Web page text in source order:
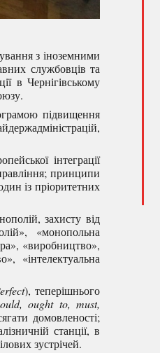
з іноземними
службовців та
в Чернігівському
підвищення
інтеграції
принципи
із пріоритетних
захисту від
«монопольна
«виробництво»,
«інтелектуальна
), теперішнього
, ought to, must,
домовленості;
станції, в
зустрічей.